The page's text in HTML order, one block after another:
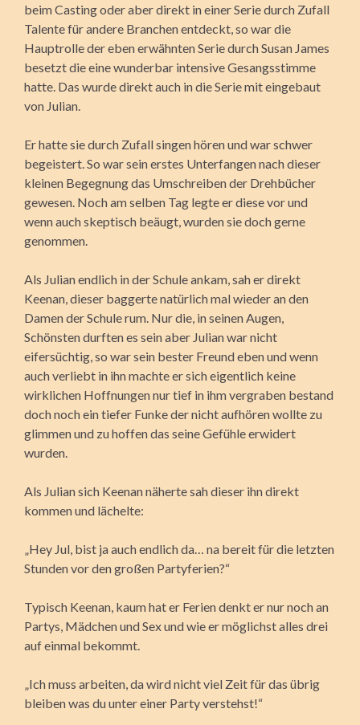
beim Casting oder aber direkt in einer Serie durch Zufall
Talente für andere Branchen entdeckt, so war die
Hauptrolle der eben erwähnten Serie durch Susan James
besetzt die eine wunderbar intensive Gesangsstimme
hatte. Das wurde direkt auch in die Serie mit eingebaut
von Julian.
Er hatte sie durch Zufall singen hören und war schwer
begeistert. So war sein erstes Unterfangen nach dieser
kleinen Begegnung das Umschreiben der Drehbücher
gewesen. Noch am selben Tag legte er diese vor und
wenn auch skeptisch beäugt, wurden sie doch gerne
genommen.
Als Julian endlich in der Schule ankam, sah er direkt
Keenan, dieser baggerte natürlich mal wieder an den
Damen der Schule rum. Nur die, in seinen Augen,
Schönsten durften es sein aber Julian war nicht
eifersüchtig, so war sein bester Freund eben und wenn
auch verliebt in ihn machte er sich eigentlich keine
wirklichen Hoffnungen nur tief in ihm vergraben bestand
doch noch ein tiefer Funke der nicht aufhören wollte zu
glimmen und zu hoffen das seine Gefühle erwidert
wurden.
Als Julian sich Keenan näherte sah dieser ihn direkt
kommen und lächelte:
„Hey Jul, bist ja auch endlich da… na bereit für die letzten
Stunden vor den großen Partyferien?“
Typisch Keenan, kaum hat er Ferien denkt er nur noch an
Partys, Mädchen und Sex und wie er möglichst alles drei
auf einmal bekommt.
„Ich muss arbeiten, da wird nicht viel Zeit für das übrig
bleiben was du unter einer Party verstehst!“